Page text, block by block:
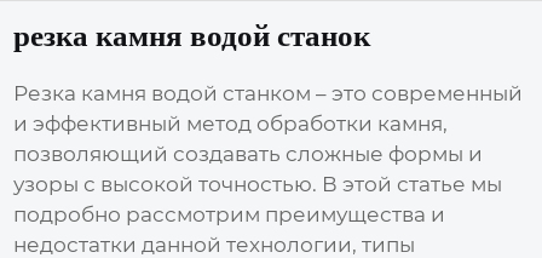
резка камня водой станок
Резка камня водой станком – это современный
и эффективный метод обработки камня,
позволяющий создавать сложные формы и
узоры с высокой точностью. В этой статье мы
подробно рассмотрим преимущества и
недостатки данной технологии, типы